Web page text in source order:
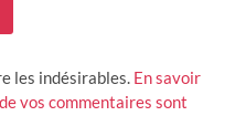
les indésirables. En savoir
vos commentaires sont